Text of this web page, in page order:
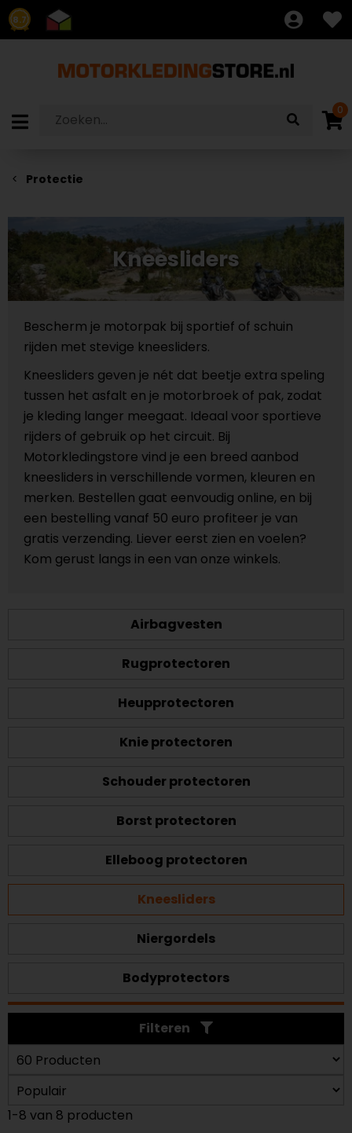
8.7
0
Protectie
Kneesliders
Bescherm je motorpak bij sportief of schuin
rijden met stevige kneesliders.
Kneesliders geven je nét dat beetje extra speling
tussen het asfalt en je motorbroek of pak, zodat
je kleding langer meegaat. Ideaal voor sportieve
rijders of gebruik op het circuit. Bij
Motorkledingstore vind je een breed aanbod
kneesliders in verschillende vormen, kleuren en
merken. Bestellen gaat eenvoudig online, en bij
een bestelling vanaf 50 euro profiteer je van
gratis verzending. Liever eerst zien en voelen?
Kom gerust langs in een van onze winkels.
Airbagvesten
Rugprotectoren
Heupprotectoren
Knie protectoren
Schouder protectoren
Borst protectoren
Elleboog protectoren
Kneesliders
Niergordels
Bodyprotectors
Filteren
1-8 van 8 producten